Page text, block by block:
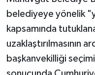
belediyeye yönelik
kapsamında
uzaklaştırılmasının
başkanvekilliği